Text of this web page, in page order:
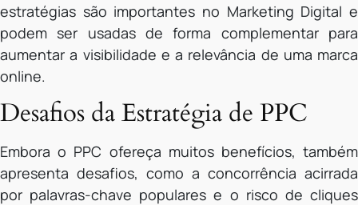
estratégias são importantes no Marketing Digital e
podem ser usadas de forma complementar para
aumentar a visibilidade e a relevância de uma marca
online.
Desafios da Estratégia de PPC
Embora o PPC ofereça muitos benefícios, também
apresenta desafios, como a concorrência acirrada
por palavras-chave populares e o risco de cliques